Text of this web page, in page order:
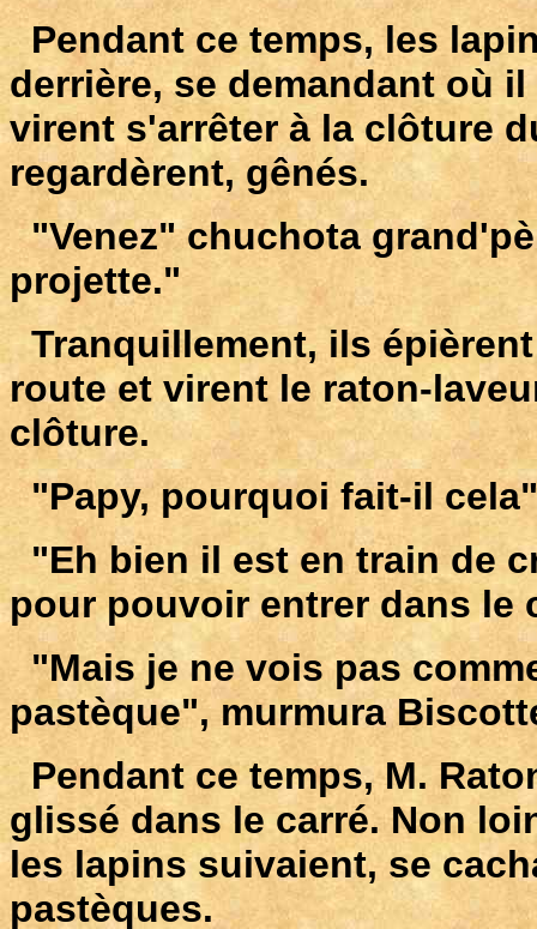
Pendant ce temps, les
derrière, se demandant où
virent s'arrêter à la clôture
regardèrent, gênés.
"Venez" chuchota
projette."
Tranquillement, ils
route et virent le raton-
clôture.
"Papy, pourquoi fait-il
"Eh bien il est en train de
pour pouvoir entrer dans le
"Mais je ne vois pas
pastèque", murmura
Pendant ce temps, M.
glissé dans le carré. Non
les lapins suivaient, se
pastèques.